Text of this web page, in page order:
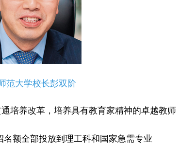
范大学校长彭双阶
培养改革，培养具有教育家精神的卓越教师
额全部投放到理工科和国家急需专业